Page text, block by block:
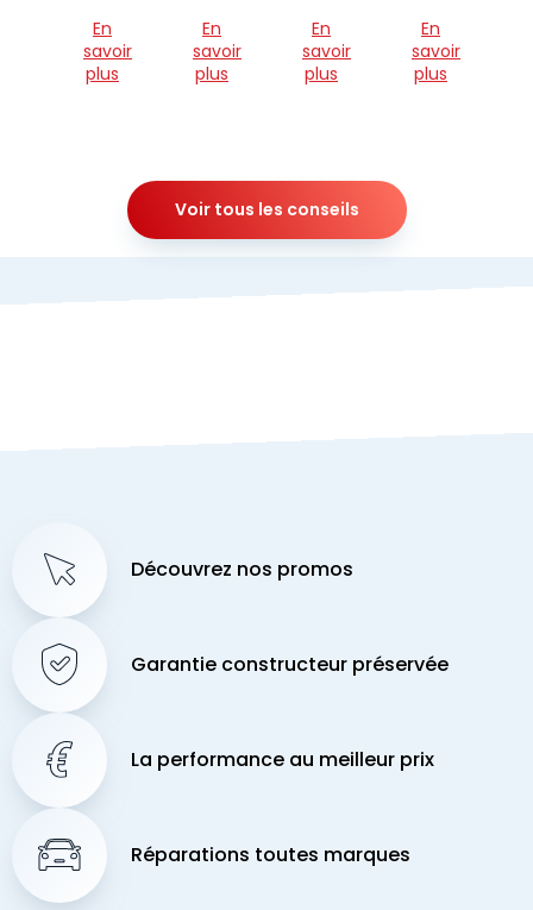
En
savoir
plus
En
savoir
plus
En
savoir
plus
En
savoir
plus
Voir tous les conseils
Découvrez nos promos
Garantie constructeur préservée
La performance au meilleur prix
Réparations toutes marques